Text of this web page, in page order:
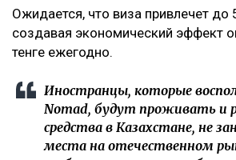
Ожидается, что виза привлечет до
создавая экономический эффект
тенге ежегодно.
Иностранцы, которые
Nomad, будут проживать и
средства в Казахстане, не
места на отечественном